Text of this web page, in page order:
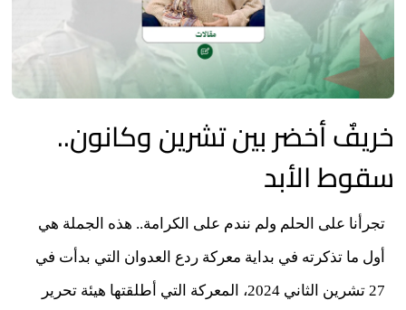
خريفٌ أخضر بين تشرين وكانون..
سقوط الأبد
تجرأنا على الحلم ولم نندم على الكرامة.. هذه الجملة هي
أول ما تذكرته في بداية معركة ردع العدوان التي بدأت في
27 تشرين الثاني 2024، المعركة التي أطلقتها هيئة تحرير